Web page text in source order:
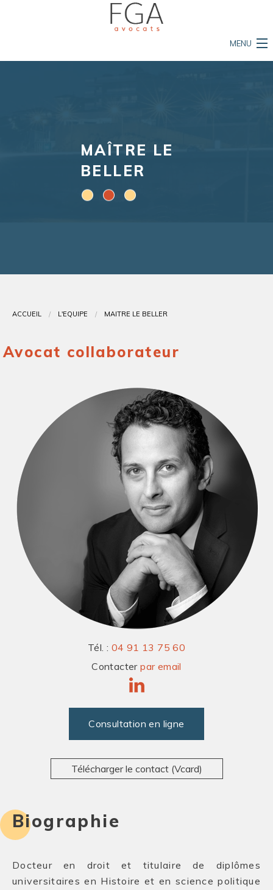
MENU
Mon permis est en danger
Ma vie est en danger
MAÎTRE LE
BELLER
ACCUEIL L'ÉQUIPE MAÎTRE LE BELLER
Avocat collaborateur
Tél. : 04 91 13 75 60
Contacterpar email
Consultation en ligne
Télécharger le contact (Vcard)
Biographie
Docteur en droit et titulaire de diplômes
universitaires en Histoire et en science politique